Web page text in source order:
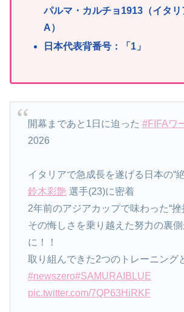
パルマ・カルチョ1913（イタ
A）
日本代表背番号：「1 」
開幕まであと1日に迫った #FIFAワ
2026
イタリアで急成長を遂げる日本の“
鈴木彩艶 選手(23)に密着
2年前のアジアカップで味わった“挫
その悔しさを乗り越えた努力の裏
に！！
取り組んできた2つのトレーニング
#newszero#SAMURAIBLUE
pic.twitter.com/7QP63HiRKF